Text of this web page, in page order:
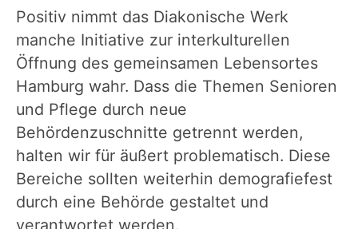
Positiv nimmt das Diakonische Werk
manche Initiative zur interkulturellen
Öffnung des gemeinsamen Lebensortes
Hamburg wahr. Dass die Themen Senioren
und Pflege durch neue
Behördenzuschnitte getrennt werden,
halten wir für äußert problematisch. Diese
Bereiche sollten weiterhin demografiefest
durch eine Behörde gestaltet und
verantwortet werden.